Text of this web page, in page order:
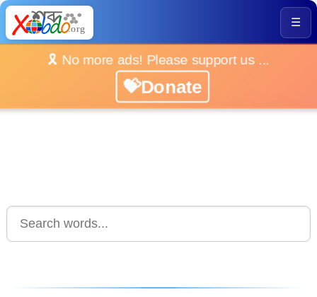
☰
🎗️ No more ads! Please support us ...
💝Donate